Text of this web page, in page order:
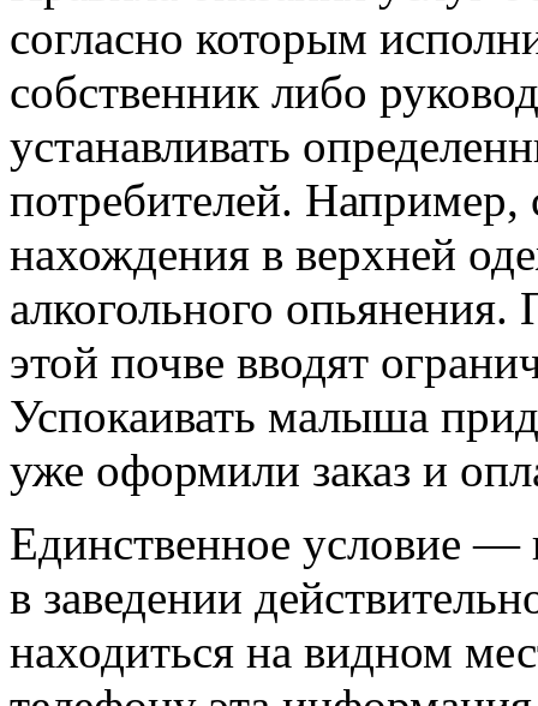
согласно которым
собственник либо
устанавливать
потребителей. Например,
нахождения в верхней
алкогольного
этой почве вводят
Успокаивать малыша
уже оформили заказ и
Единственное условие —
в заведении
находиться на видном